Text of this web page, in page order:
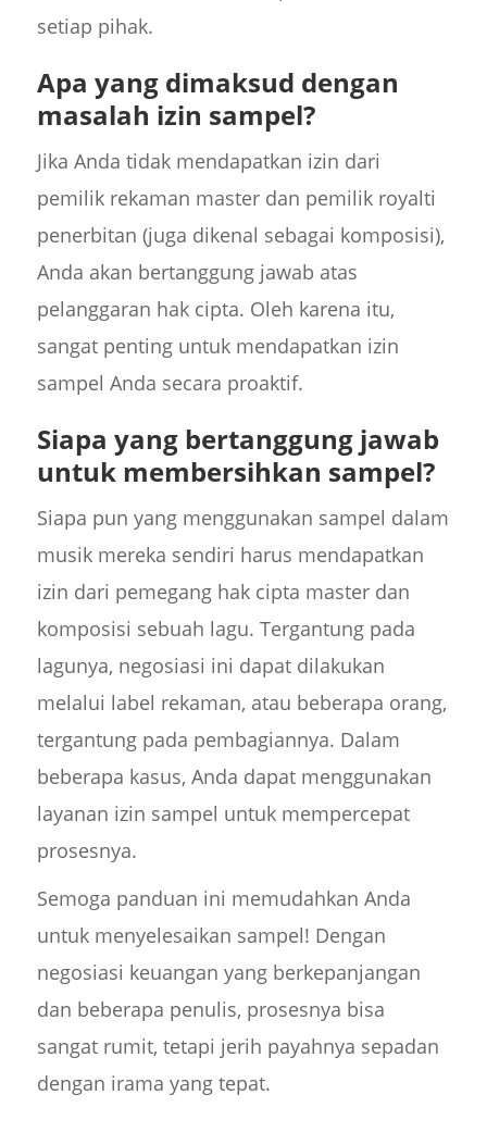
setiap pihak.
Apa yang dimaksud dengan
masalah izin sampel?
Jika Anda tidak mendapatkan izin dari
pemilik rekaman master dan pemilik royalti
penerbitan (juga dikenal sebagai komposisi),
Anda akan bertanggung jawab atas
pelanggaran hak cipta. Oleh karena itu,
sangat penting untuk mendapatkan izin
sampel Anda secara proaktif.
Siapa yang bertanggung jawab
untuk membersihkan sampel?
Siapa pun yang menggunakan sampel dalam
musik mereka sendiri harus mendapatkan
izin dari pemegang hak cipta master dan
komposisi sebuah lagu. Tergantung pada
lagunya, negosiasi ini dapat dilakukan
melalui label rekaman, atau beberapa orang,
tergantung pada pembagiannya. Dalam
beberapa kasus, Anda dapat menggunakan
layanan izin sampel untuk mempercepat
prosesnya.
Semoga panduan ini memudahkan Anda
untuk menyelesaikan sampel! Dengan
negosiasi keuangan yang berkepanjangan
dan beberapa penulis, prosesnya bisa
sangat rumit, tetapi jerih payahnya sepadan
dengan irama yang tepat.